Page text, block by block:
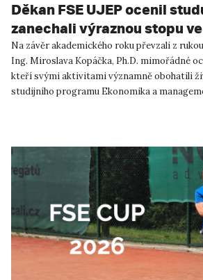
Děkan FSE UJEP ocenil
zanechali výraznou stopu
životě
Na závěr akademického roku převzali z
Ing. Miroslava Kopáčka, Ph.D. mimořádné
kteří svými aktivitami významně obohatili
studijního programu Ekonomika a